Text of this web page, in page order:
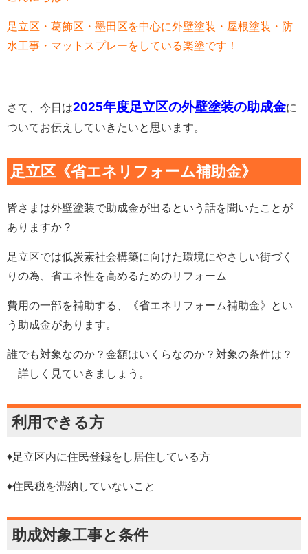
足立区・葛飾区・墨田区を中心に外壁塗装・屋根塗装・防
水工事・マットスプレーをしている楽塗です！
さて、今日は2025年度足立区の外壁塗装の助成金に
ついてお伝えしていきたいと思います。
足立区《省エネリフォーム補助金》
皆さまは外壁塗装で助成金が出るという話を聞いたことが
ありますか？
足立区では低炭素社会構築に向けた環境にやさしい街づく
りの為、省エネ性を高めるためのリフォーム
費用の一部を補助する、《省エネリフォーム補助金》とい
う助成金があります。
誰でも対象なのか？金額はいくらなのか？対象の条件は？
詳しく見ていきましょう。
利用できる方
♦足立区内に住民登録をし居住している方
♦住民税を滞納していないこと
助成対象工事と条件